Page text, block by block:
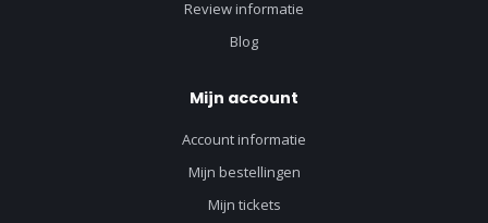
Review informatie
Blog
Mijn account
Account informatie
Mijn bestellingen
Mijn tickets